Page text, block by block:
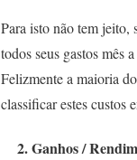
Para isto não tem jeito,
todos seus gastos mês
Felizmente a maioria
classificar estes custos
2. Ganhos /